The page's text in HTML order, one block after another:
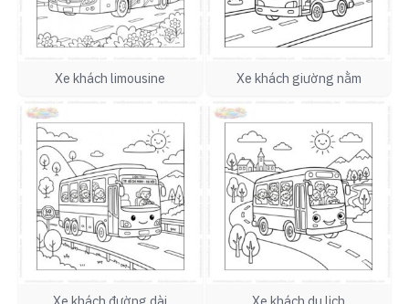
Xe khách limousine Xe khách giường nằm